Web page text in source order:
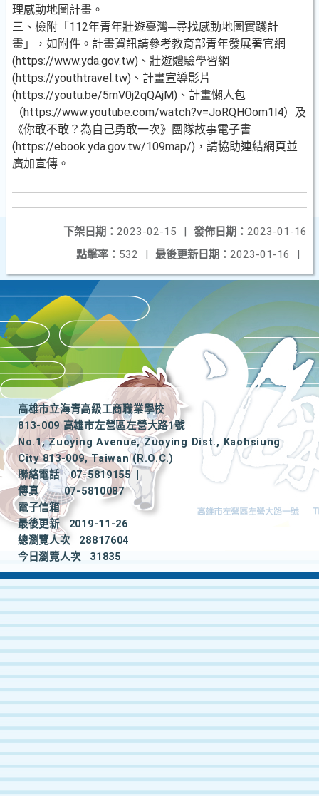
理感動地圖計畫。
三、檢附「112年青年壯遊臺灣─尋找感動地圖實踐計
畫」，如附件。計畫資訊請參考教育部青年發展署官網
(https://www.yda.gov.tw)、壯遊體驗學習網
(https://youthtravel.tw)、計畫宣導影片
(https://youtu.be/5mV0j2qQAjM)、計畫懶人包
（https://www.youtube.com/watch?v=JoRQHOom1l4）及
《你敢不敢？為自己勇敢一次》團隊故事電子書
(https://ebook.yda.gov.tw/109map/)，請協助連結網頁並
廣加宣傳。
發佈日期： 2023-01-16
下架日期： 2023-02-15
|
最後更新日期： 2023-01-16 |
點擊率： 532 |
高雄市立海青高級工商職業學校
813-009 高雄市左營區左營大路1號
No.1, Zuoying Avenue, Zuoying Dist., Kaohsiung
City 813-009, Taiwan (R.O.C.)
聯絡電話
07-5819155
|
傳真
07-5810087
電子信箱
最後更新
2019-11-26
總瀏覽人次
28817604
今日瀏覽人次
31835